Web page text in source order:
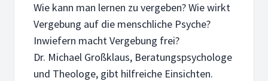
Wie kann man lernen zu vergeben? Wie wirkt
Vergebung auf die menschliche Psyche?
Inwiefern macht Vergebung frei?
Dr. Michael Großklaus, Beratungspsychologe
und Theologe, gibt hilfreiche Einsichten.